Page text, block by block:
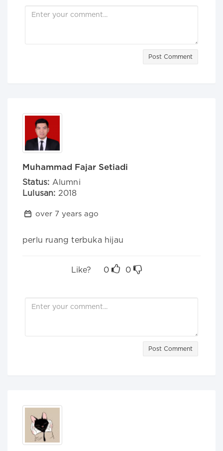
Post Comment
Muhammad Fajar Setiadi
Status: Alumni
Lulusan: 2018
over 7 years ago
perlu ruang terbuka hijau
Like? 0 0
Post Comment